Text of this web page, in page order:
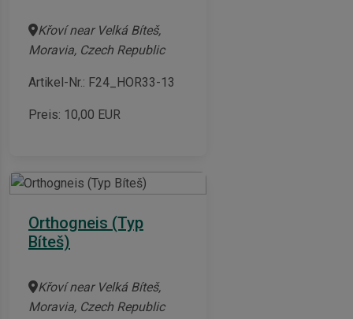
Křoví near Velká Bíteš,
Moravia, Czech Republic
Artikel-Nr.: F24_HOR33-13
Preis: 10,00 EUR
Orthogneis (Typ
Bíteš)
Křoví near Velká Bíteš,
Moravia, Czech Republic